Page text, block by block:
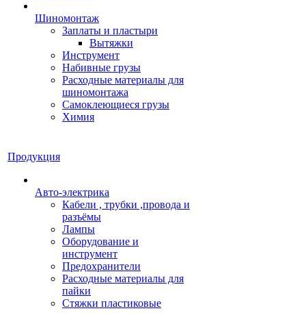
Шиномонтаж
Заплаты и пластыри
Вытяжки
Инструмент
Набивные грузы
Расходные материалы для
шиномонтажа
Самоклеющиеся грузы
Химия
Продукция
Авто-электрика
Кабели , трубки ,провода и
разъёмы
Лампы
Оборудование и
инструмент
Предохранители
Расходные материалы для
пайки
Стяжки пластиковые